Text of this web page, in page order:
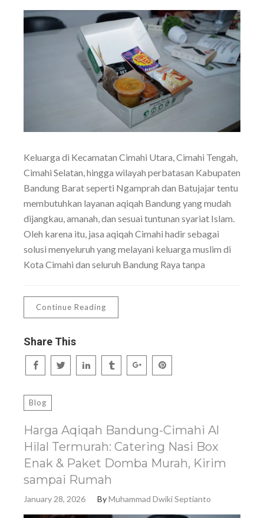
Keluarga di Kecamatan Cimahi Utara, Cimahi Tengah,
Cimahi Selatan, hingga wilayah perbatasan Kabupaten
Bandung Barat seperti Ngamprah dan Batujajar tentu
membutuhkan layanan aqiqah Bandung yang mudah
dijangkau, amanah, dan sesuai tuntunan syariat Islam.
Oleh karena itu, jasa aqiqah Cimahi hadir sebagai
solusi menyeluruh yang melayani keluarga muslim di
Kota Cimahi dan seluruh Bandung Raya tanpa
Continue Reading
Share This
Blog
Harga Aqiqah Bandung-Cimahi Al
Hilal Termurah: Catering Nasi Box
Enak & Paket Domba Murah, Kirim
sampai Rumah
January 28, 2026 ByMuhammad Dwiki Septianto